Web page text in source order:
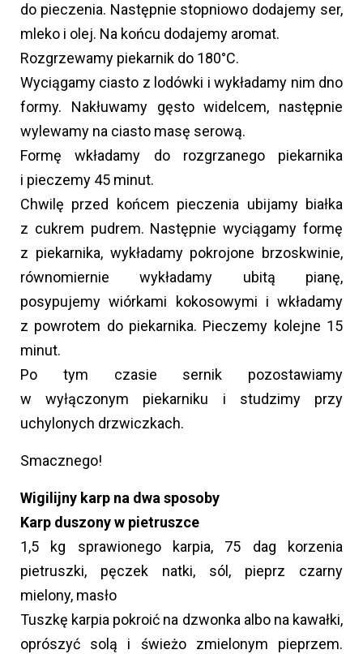
do pieczenia. Następnie stopniowo dodajemy ser,
mleko i olej. Na końcu dodajemy aromat.
Rozgrzewamy piekarnik do 180°C.
Wyciągamy ciasto z lodówki i wykładamy nim dno
formy. Nakłuwamy gęsto widelcem, następnie
wylewamy na ciasto masę serową.
Formę wkładamy do rozgrzanego piekarnika
i pieczemy 45 minut.
Chwilę przed końcem pieczenia ubijamy białka
z cukrem pudrem. Następnie wyciągamy formę
z piekarnika, wykładamy pokrojone brzoskwinie,
równomiernie wykładamy ubitą pianę,
posypujemy wiórkami kokosowymi i wkładamy
z powrotem do piekarnika. Pieczemy kolejne 15
minut.
Po tym czasie sernik pozostawiamy
w wyłączonym piekarniku i studzimy przy
uchylonych drzwiczkach.
Smacznego!
Wigilijny karp na dwa sposoby
Karp duszony w pietruszce
1,5 kg sprawionego karpia, 75 dag korzenia
pietruszki, pęczek natki, sól, pieprz czarny
mielony, masło
Tuszkę karpia pokroić na dzwonka albo na kawałki,
oprószyć solą i świeżo zmielonym pieprzem.